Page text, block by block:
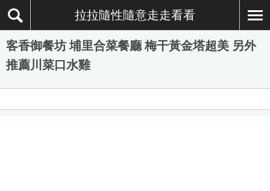
拉拉隨性隨意走走看看
客香御餐坊 埔里合菜餐廳 梅干黃金塔超美 另外
推薦川菜口水雞